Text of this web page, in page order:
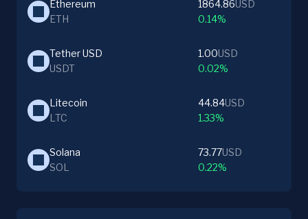
Ethereum
ETH
1864.86USD
0.14%
Tether USD
USDT
1.00USD
0.02%
Litecoin
LTC
44.84USD
1.33%
Solana
SOL
73.77USD
0.22%